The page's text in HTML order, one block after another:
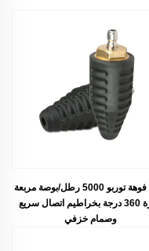
SPS فوهة توربو 5000 رطل/بوصة مربعة
دوارة 360 درجة بخراطيم اتصال سريع
وصمام خزفي